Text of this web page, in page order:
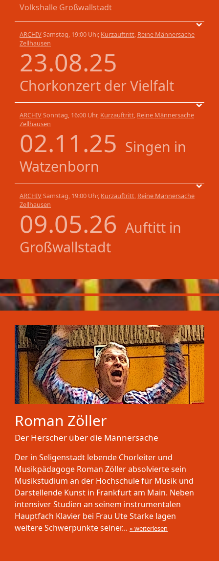
Volkshalle Großwallstadt
ARCHIVSamstag, 19:00 Uhr, Kurzauftritt, Reine Männersache
Zellhausen
23.08.25
Chorkonzert der Vielfalt
ARCHIVSonntag, 16:00 Uhr, Kurzauftritt, Reine Männersache
Zellhausen
02.11.25 Singen in
Watzenborn
ARCHIVSamstag, 19:00 Uhr, Kurzauftritt, Reine Männersache
Zellhausen
09.05.26 Auftitt in
Großwallstadt
Roman Zöller
Der Herscher über die Männersache
Der in Seligenstadt lebende Chorleiter und
Musikpädagoge Roman Zöller absolvierte sein
Musikstudium an der Hochschule für Musik und
Darstellende Kunst in Frankfurt am Main. Neben
intensiver Studien an seinem instrumentalen
Hauptfach Klavier bei Frau Ute Starke lagen
weitere Schwerpunkte seiner... » weiterlesen